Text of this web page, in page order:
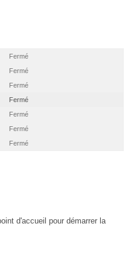
Fermé
Fermé
Fermé
Fermé
Fermé
Fermé
Fermé
d'accueil pour démarrer la